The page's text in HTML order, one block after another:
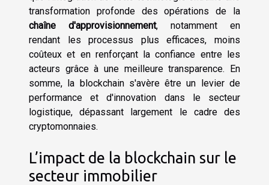
transformation profonde des opérations de la
chaîne d'approvisionnement, notamment en
rendant les processus plus efficaces, moins
coûteux et en renforçant la confiance entre les
acteurs grâce à une meilleure transparence. En
somme, la blockchain s'avère être un levier de
performance et d'innovation dans le secteur
logistique, dépassant largement le cadre des
cryptomonnaies.
L’impact de la blockchain sur le
secteur immobilier